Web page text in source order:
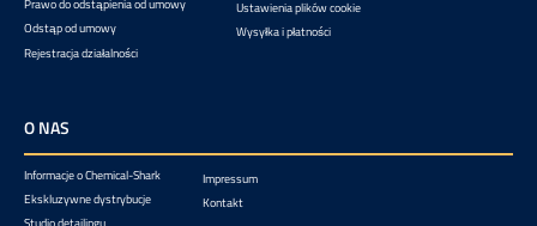
Prawo do odstąpienia od umowy
Odstąp od umowy
Rejestracja działalności
Ustawienia plików cookie
Wysyłka i płatności
O NAS
Informacje o Chemical-Shark
Ekskluzywne dystrybucje
Impressum
Kontakt